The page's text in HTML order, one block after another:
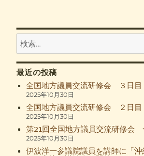
稿
検
索:
最近の投稿
全国地方議員交流研修会 ３日目
2025年10月30日
全国地方議員交流研修会 ２日目
2025年10月30日
第21回全国地方議員交流研修会
2025年10月30日
伊波洋一参議院議員を講師に「